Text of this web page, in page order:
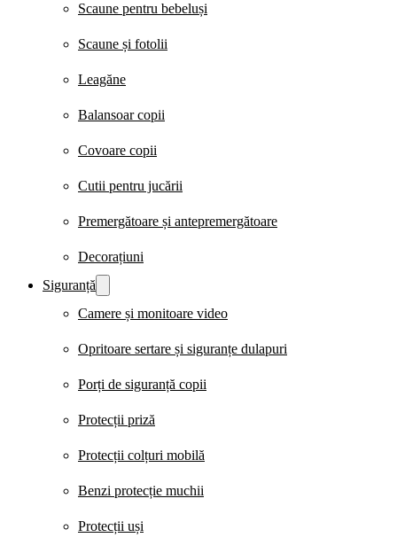
Scaune pentru bebeluși
Scaune și fotolii
Leagăne
Balansoar copii
Covoare copii
Cutii pentru jucării
Premergătoare și antepremergătoare
Decorațiuni
Siguranță
Camere și monitoare video
Opritoare sertare și siguranțe dulapuri
Porți de siguranță copii
Protecții priză
Protecții colțuri mobilă
Benzi protecție muchii
Protecții uși